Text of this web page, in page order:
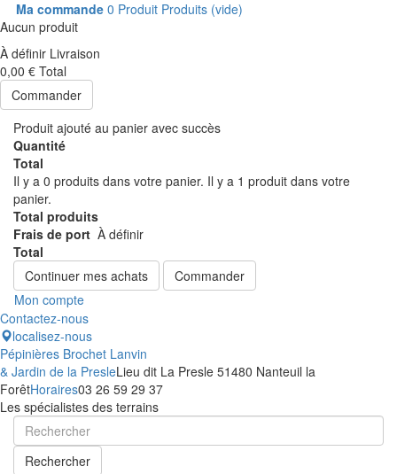
Ma commande 0 Produit Produits (vide)
Aucun produit
À définir Livraison
0,00 € Total
Commander
Produit ajouté au panier avec succès
Quantité
Total
Il y a 0 produits dans votre panier. Il y a 1 produit dans votre
panier.
Total produits
Frais de port À définir
Total
Continuer mes achats
Commander
Mon compte
Contactez-nous
localisez-nous
Pépinières Brochet Lanvin
& Jardin de la PresleLieu dit La Presle 51480 Nanteuil la
ForêtHoraires03 26 59 29 37
Les spécialistes des terrains
Rechercher